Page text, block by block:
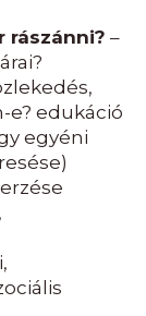
rászánni? –
e? edukáció
egyéni